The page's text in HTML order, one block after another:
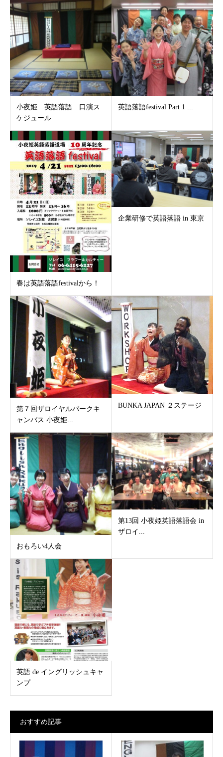
小夜姫 英語落語 口演ス
ケジュール
英語落語festival Part 1 ...
春は英語落語festivalから！
企業研修で英語落語 in 東京
第７回ザロイヤルパークキ
ャンバス 小夜姫...
BUNKA JAPAN ２ステージ
おもろい4人会
第13回 小夜姫英語落語会 in
ザロイ...
英語 de イングリッシュキャ
ンプ
おすすめ記事